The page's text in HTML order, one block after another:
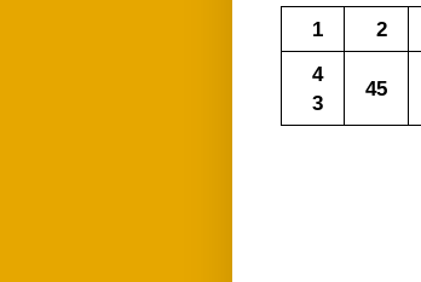
1 2
4
3
45